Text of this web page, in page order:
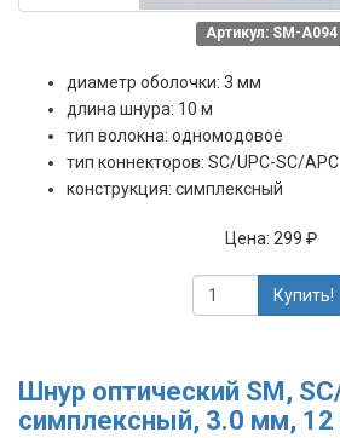
Артикул: SM-A094
диаметр оболочки: 3 мм
длина шнура: 10 м
тип волокна: одномодовое
тип коннекторов: SC/UPC-SC/APC
конструкция: симплексный
Цена: 299 ₽
Купить!
Шнур оптический SM,
симплексный, 3.0 мм, 12